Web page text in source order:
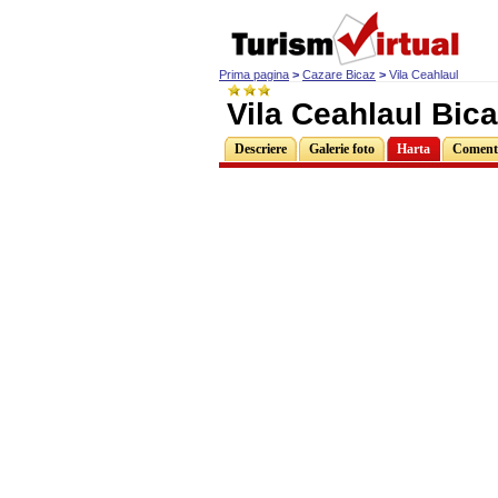
Prima pagina > Cazare Bicaz > Vila Ceahlaul
Vila Ceahlaul
Descriere Galerie foto Harta